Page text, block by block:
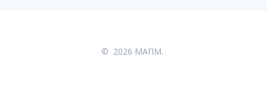
© 2026 МАПМ.